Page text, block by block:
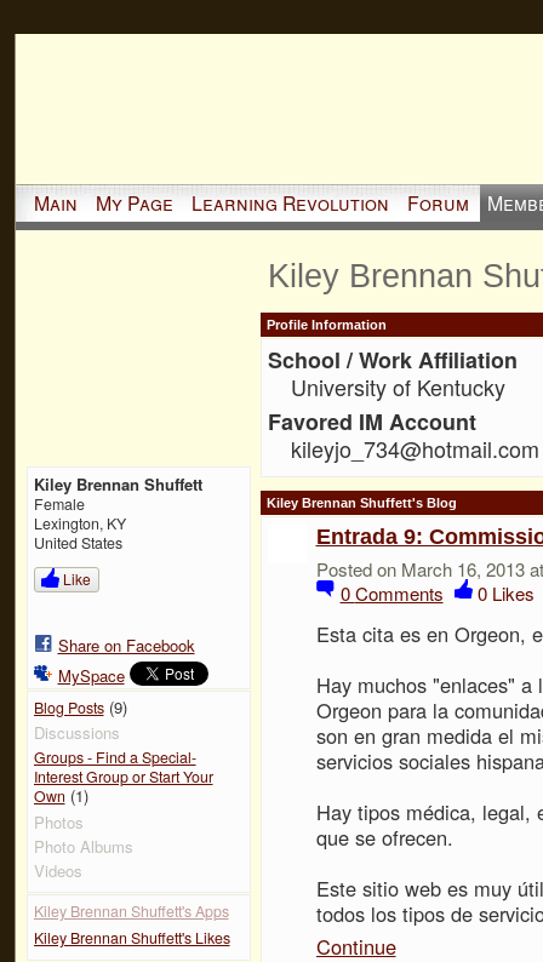
Main My Page Learning Revolution Forum
Kiley Brennan Shuffett
Female
Lexington, KY
United States
Like
Share on Facebook
MySpace
Blog Posts(9)
Discussions
Groups - Find a Special-
Interest Group or Start Your
Own (1)
Photos
Photo Albums
Videos
Kiley Brennan Shuffett's Apps
Kiley Brennan Shuffett's Likes
Kiley Brennan
Profile Information
School / Work Affiliation
University of Kentucky
Favored IM Account
kileyjo_734@hotmail.com
Kiley Brennan Shuffett's Blog
Entrada 9:
Posted on March 16, 2013
0Comments 0 Likes
Esta cita es en Orgeon,
Hay muchos "enlaces" a
Orgeon para la
son en gran medida el
servicios sociales
Hay tipos médica, legal,
que se ofrecen.
Este sitio web es muy
todos los tipos de
Continue